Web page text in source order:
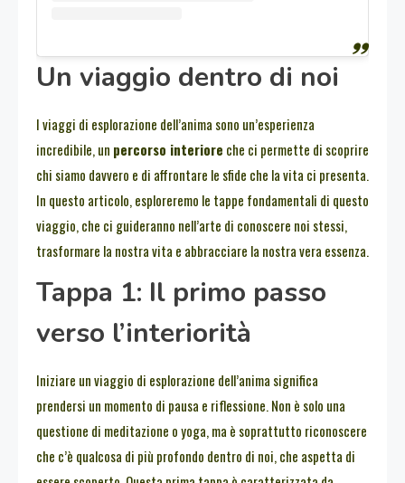
Un viaggio dentro di noi
I viaggi di esplorazione dell’anima sono un’esperienza
incredibile, un percorso interiore che ci permette di scoprire
chi siamo davvero e di affrontare le sfide che la vita ci presenta.
In questo articolo, esploreremo le tappe fondamentali di questo
viaggio, che ci guideranno nell’arte di conoscere noi stessi,
trasformare la nostra vita e abbracciare la nostra vera essenza.
Tappa 1: Il primo passo
verso l’interiorità
Iniziare un viaggio di esplorazione dell’anima significa
prendersi un momento di pausa e riflessione. Non è solo una
questione di meditazione o yoga, ma è soprattutto riconoscere
che c’è qualcosa di più profondo dentro di noi, che aspetta di